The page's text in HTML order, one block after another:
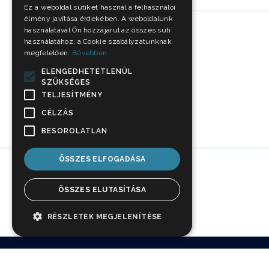
Ez a weboldal sütiket használ a felhasználói
élmény javítása érdekében. A weboldalunk
használatával Ön hozzájárul az összes süti
használatához, a Cookie szabályzatunknak
megfelelően. Bővebben
ELENGEDHETETLENÜL
SZÜKSÉGES
TELJESÍTMÉNY
CÉLZÁS
BESOROLATLAN
ÖSSZES ELFOGADÁSA
ÖSSZES ELUTASÍTÁSA
RÉSZLETEK MEGJELENÍTÉSE